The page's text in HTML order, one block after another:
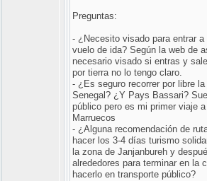
Preguntas:
- ¿Necesito visado para entrar
vuelo de ida? Según la web de
necesario visado si entras y
por tierra no lo tengo claro.
- ¿Es seguro recorrer por libre
Senegal? ¿Y Pays Bassari?
público pero es mi primer viaje
Marruecos
- ¿Alguna recomendación de
hacer los 3-4 días turismo
la zona de Janjanbureh y
alrededores para terminar en la
hacerlo en transporte público?